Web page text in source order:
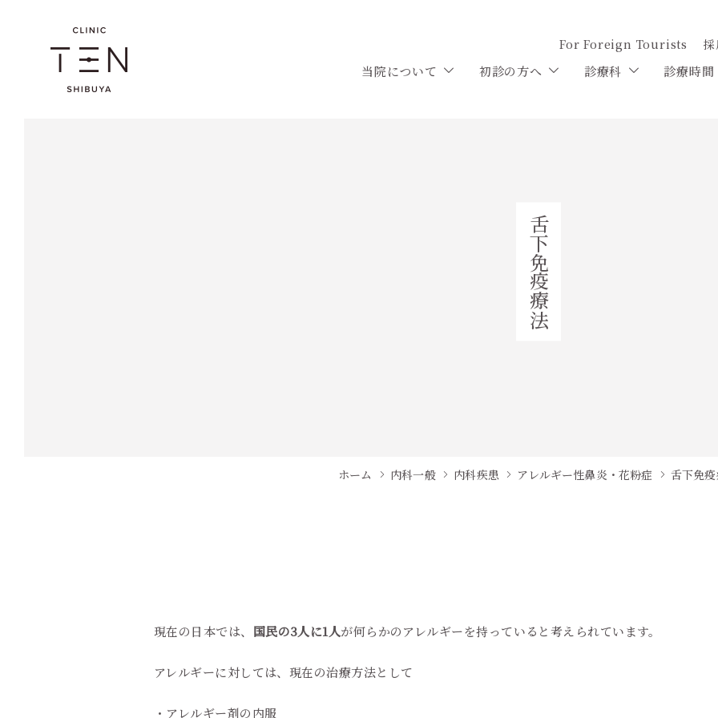
For Foreign Tourists
当院について 初診の方へ 診療科 診療時間
舌下免疫療法
ホーム 内科一般 内科疾患 アレルギー性鼻炎・花粉症 舌下免
現在の日本では、 国民の3人に1人が何らかのアレルギーを持っていると考えられています。
アレルギーに対しては、現在の治療方法として
・アレルギー剤の内服